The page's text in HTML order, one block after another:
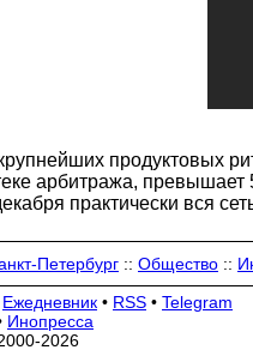
продуктовых
арбитража,
практически вся
Петербург :: Общество ::
Ежедневник • RSS • Telegram
Инопресса
2026